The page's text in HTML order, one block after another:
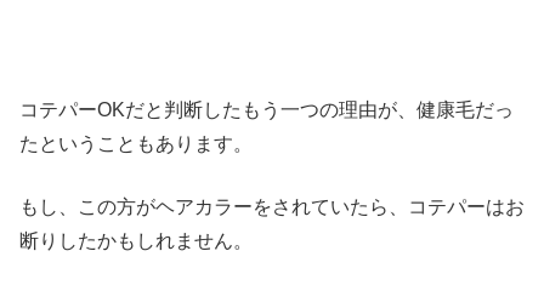
コテパーOKだと判断したもう一つの理由が、健康毛だっ
たということもあります。
もし、この方がヘアカラーをされていたら、コテパーはお
断りしたかもしれません。